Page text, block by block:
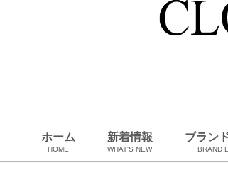
ホーム
HOME
新着情報
WHAT'S NEW
ブラン
BRAND